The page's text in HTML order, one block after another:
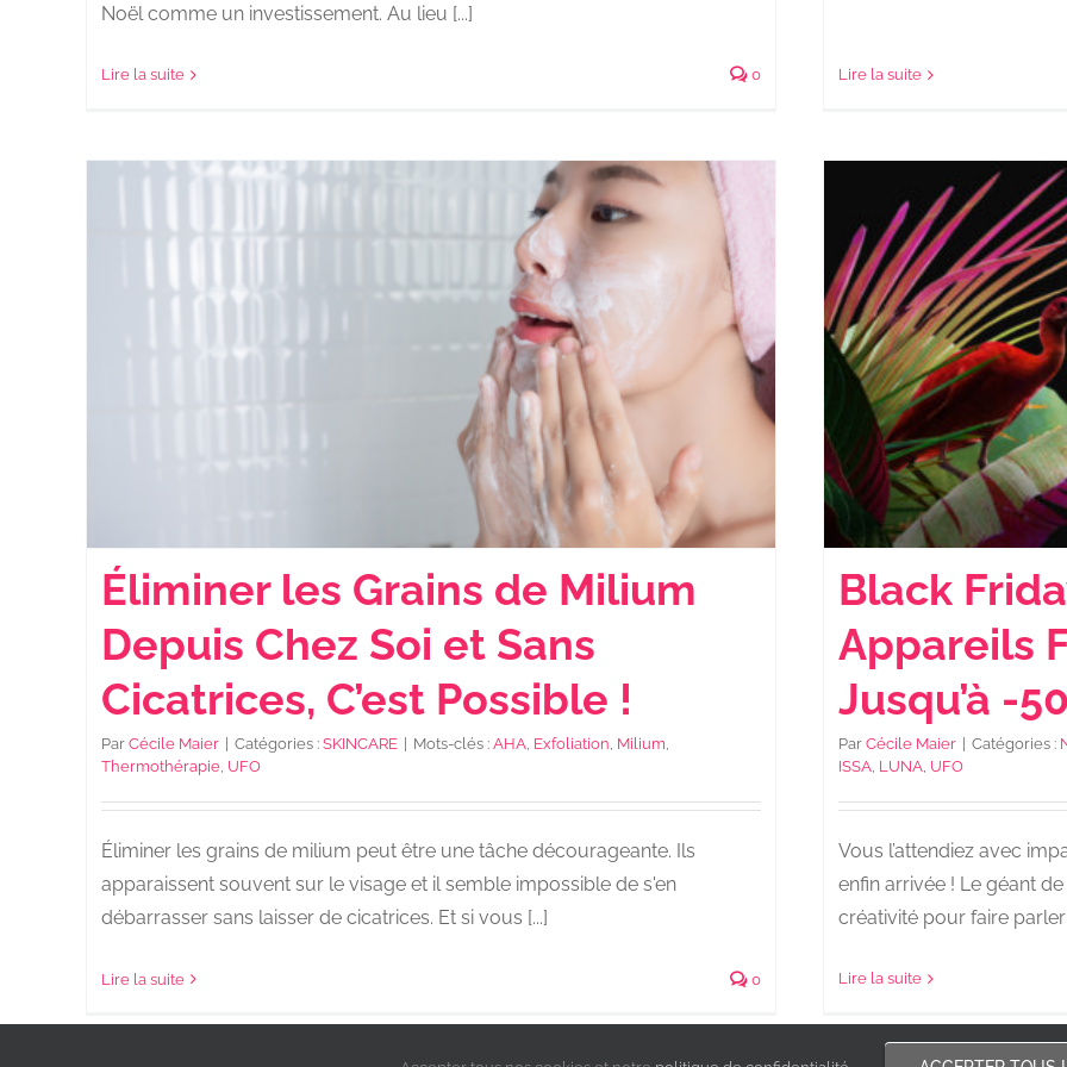
Noël comme un investissement. Au lieu [...]
Lire la suite 0 Lire la suite
Éliminer les Grains de Milium
Depuis Chez Soi et Sans
Cicatrices, C’est Possible !
Par Cécile Maier Catégories : SKINCARE Mots-clés : AHA, Exfoliation, Milium,
Thermothérapie, UFO
Éliminer les grains de milium peut être une tâche décourageante. Ils
apparaissent souvent sur le visage et il semble impossible de s'en
débarrasser sans laisser de cicatrices. Et si vous [...]
Lire la suite 0
Black
Appareils
Jusqu’à -
Par Cécile Maier Catégories :
ISSA, LUNA, UFO
Vous l’attendiez avec
enfin arrivée ! Le géant
créativité pour faire
Lire la suite